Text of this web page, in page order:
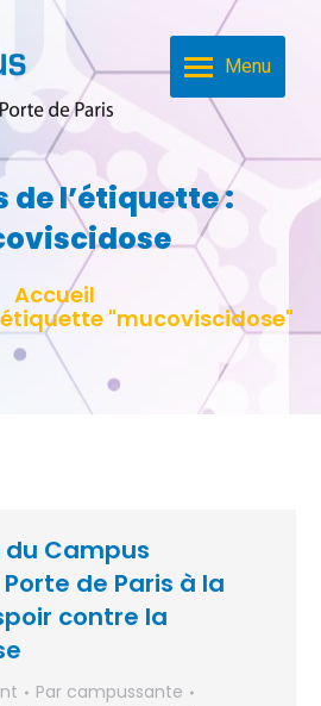
Menu
de l’étiquette :
Accueil
"mucoviscidose"
Campus
de Paris à la
contre la
Par campussante